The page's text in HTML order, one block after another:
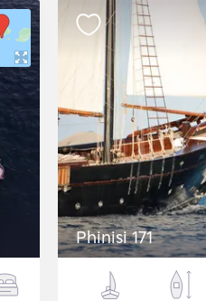
Phinisi 171